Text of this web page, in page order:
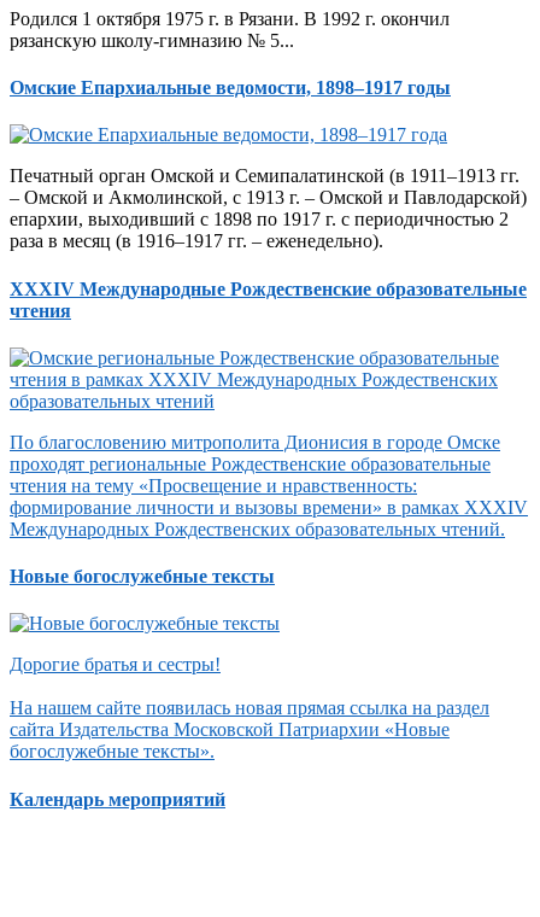
Родился 1 октября 1975 г. в Рязани. В 1992 г. окончил
рязанскую школу-гимназию № 5...
Омские Епархиальные ведомости, 1898–1917 годы
Печатный орган Омской и Семипалатинской (в 1911–1913 гг.
– Омской и Акмолинской, с 1913 г. – Омской и Павлодарской)
епархии, выходивший с 1898 по 1917 г. с периодичностью 2
раза в месяц (в 1916–1917 гг. – еженедельно).
XXXIV Международные Рождественские образовательные
чтения
По благословению митрополита Дионисия в городе Омске
проходят региональные Рождественские образовательные
чтения на тему «Просвещение и нравственность:
формирование личности и вызовы времени» в рамках XXXIV
Международных Рождественских образовательных чтений.
Новые богослужебные тексты
Дорогие братья и сестры!
На нашем сайте появилась новая прямая ссылка на раздел
сайта Издательства Московской Патриархии «Новые
богослужебные тексты».
Календарь мероприятий